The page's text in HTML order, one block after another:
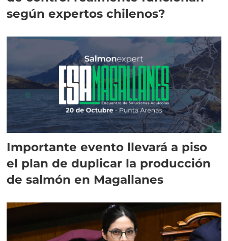
según expertos chilenos?
Importante evento llevará a piso
el plan de duplicar la producción
de salmón en Magallanes